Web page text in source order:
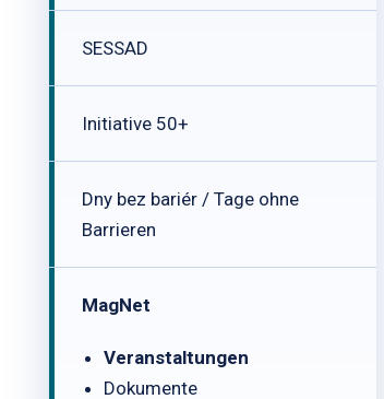
SESSAD
Initiative 50+
Dny bez bariér / Tage ohne
Barrieren
MagNet
Veranstaltungen
Dokumente